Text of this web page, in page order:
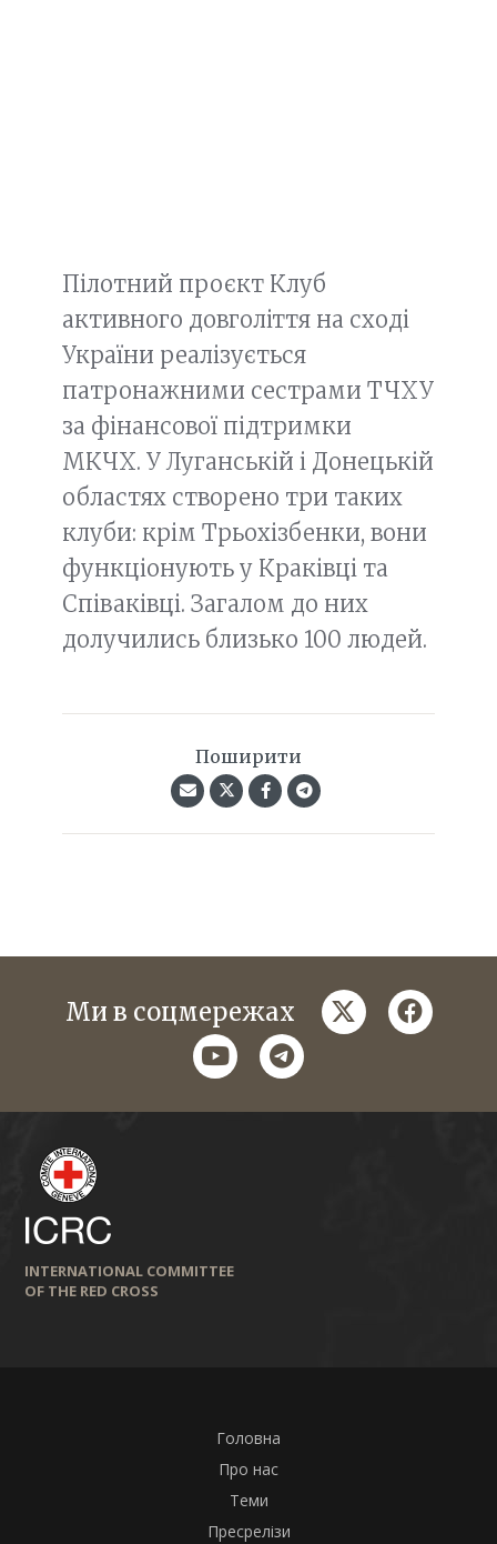
Пілотний проєкт Клуб
активного довголіття на сході
України реалізується
патронажними сестрами ТЧХУ
за фінансової підтримки
МКЧХ. У Луганській і Донецькій
областях створено три таких
клуби: крім Трьохізбенки, вони
функціонують у Краківці та
Співаківці. Загалом до них
долучились близько 100 людей.
Поширити
Ми в соцмережах twitter
youtubetelegram
INTERNATIONAL COMMITTEE
OF THE RED CROSS
Головна
Про нас
Теми
Пресрелізи